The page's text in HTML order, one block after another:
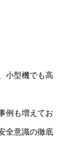
小型機でも高
例も増えてお
全意識の徹底